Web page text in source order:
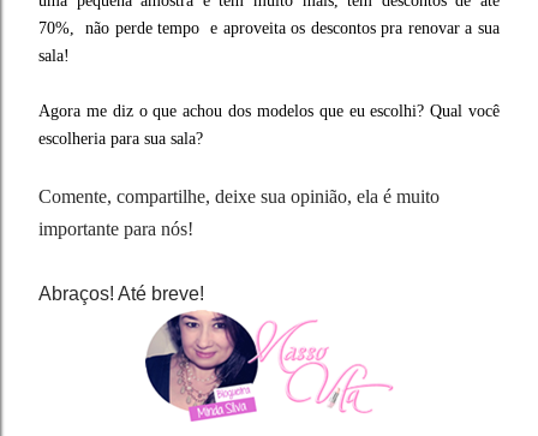
70%, não perde tempo e aproveita os descontos pra renovar a sua
sala!
Agora me diz o que achou dos modelos que eu escolhi? Qual você
escolheria para sua sala?
Comente, compartilhe, deixe sua opinião, ela é muito
importante para nós!
Abraços! Até breve!